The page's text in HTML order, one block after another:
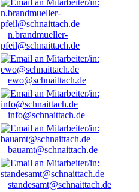
n.brandmueller-
pfeil@schnaittach.de
ewo@schnaittach.de
info@schnaittach.de
bauamt@schnaittach.de
standesamt@schnaittach.de